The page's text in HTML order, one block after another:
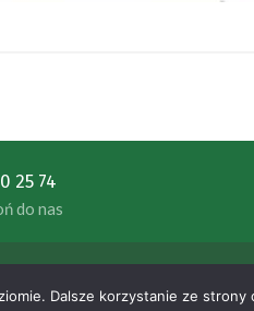
25 74
do nas
39-200 Dębica , All rights
Dalsze korzystanie ze